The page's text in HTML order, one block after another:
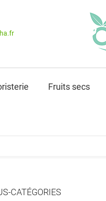
Fruits secs
CATÉGORIES